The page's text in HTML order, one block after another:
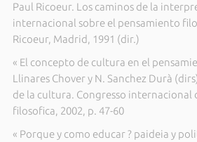
Paul Ricoeur. Los caminos de la
internacional sobre el pensamiento
Ricoeur, Madrid, 1991 (dir.)
« El concepto de cultura en el
Llinares Chover y N. Sanchez Durà
de la cultura. Congresso
filosofica, 2002, p. 47-60
« Porque y como educar ? paideia y